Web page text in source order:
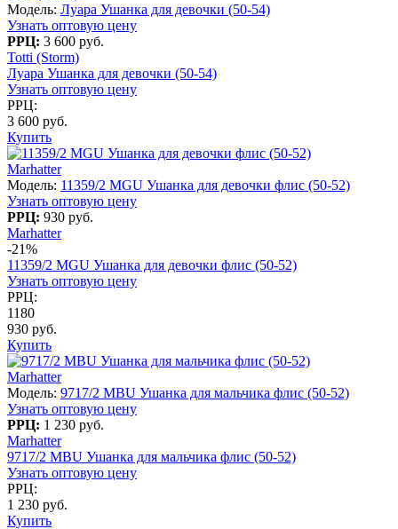
Модель: Луара Ушанка для девочки (50-54)
Узнать оптовую цену
РРЦ: 3 600 руб.
Totti (Storm)
Луара Ушанка для девочки (50-54)
Узнать оптовую цену
РРЦ:
3 600 руб.
Купить
Marhatter
Модель: 11359/2 MGU Ушанка для девочки флис (50-52)
Узнать оптовую цену
РРЦ: 930 руб.
Marhatter
-21%
11359/2 MGU Ушанка для девочки флис (50-52)
Узнать оптовую цену
РРЦ:
1180
930 руб.
Купить
Marhatter
Модель: 9717/2 MBU Ушанка для мальчика флис (50-52)
Узнать оптовую цену
РРЦ: 1 230 руб.
Marhatter
9717/2 MBU Ушанка для мальчика флис (50-52)
Узнать оптовую цену
РРЦ:
1 230 руб.
Купить